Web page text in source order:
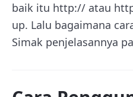
baik itu http:// atau
up. Lalu bagaimana
Simak penjelasannya